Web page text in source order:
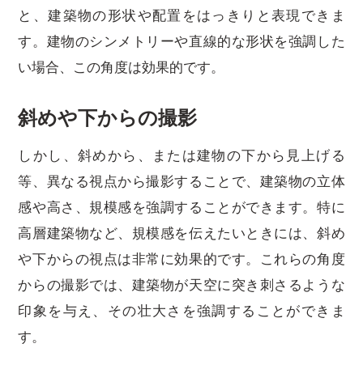
と、建築物の形状や配置をはっきりと表現できま
す。建物のシンメトリーや直線的な形状を強調した
い場合、この角度は効果的です。
斜めや下からの撮影
しかし、斜めから、または建物の下から見上げる
等、異なる視点から撮影することで、建築物の立体
感や高さ、規模感を強調することができます。特に
高層建築物など、規模感を伝えたいときには、斜め
や下からの視点は非常に効果的です。これらの角度
からの撮影では、建築物が天空に突き刺さるような
印象を与え、その壮大さを強調することができま
す。